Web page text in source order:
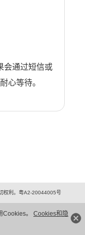
Cookies。 Cookies和隐
会通过短信或
心等待。
权利。粤A2-20044005号